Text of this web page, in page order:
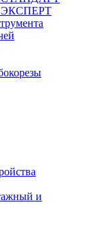
ЭКСПЕРТ
и